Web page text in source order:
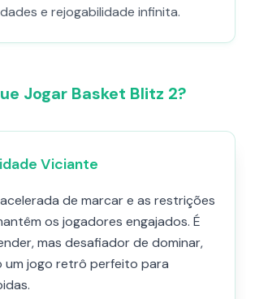
e rejogabilidade infinita.
Jogar Basket Blitz 2?
Viciante
de marcar e as restrições
os jogadores engajados. É
mas desafiador de dominar,
jogo retrô perfeito para